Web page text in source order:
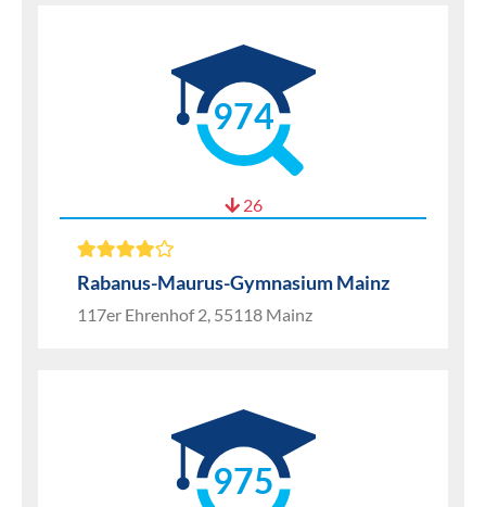
974
26
Rabanus-Maurus-Gymnasium Mainz
117er Ehrenhof 2, 55118 Mainz
975